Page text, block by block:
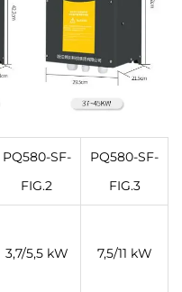
PQ580-SF-
FIG.2
PQ580-SF-
FIG.3
3,7/5,5 kW 7,5/11 kW